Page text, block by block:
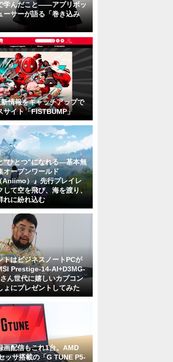
学んだこと――アプリボッ
ーサーが語る「巻き込み
情報をキャッチアップで
サイト「FISTBUMP」
"ひとつ"になれる―基本無
オープンワールド
Aniimo）』先行プレイレ
して空を飛び、海を渡り、
れに紛れ込む
トはビジネスノートPCが
Prestige-14-AI+D3MG-
ん世代に嬉しいカプコン
ょにプレゼントしてみた
画配信もこれ1台。AMD
ッサ搭載の「G TUNE P5-